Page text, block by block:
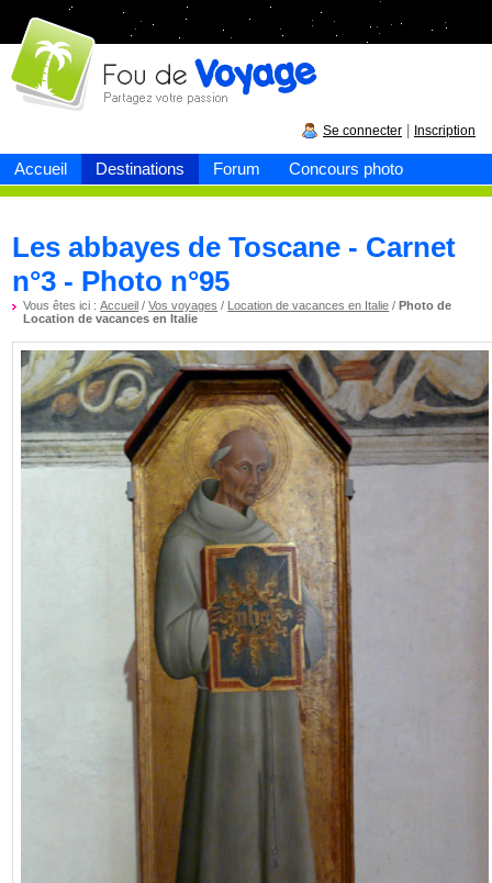
Accueil Destinations Forum Concours photo
Fou devoyage
Se connecter Inscription
Les abbayes de Toscane - Carnet
n°3 - Photo n°95
Vous êtes ici :Accueil /Vos voyages / Location de vacances en Italie /Photo de
Location de vacances en Italie